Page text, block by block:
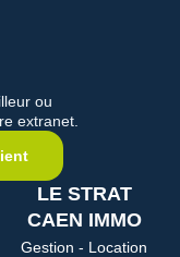
ou
extranet.
LE STRAT
CAEN IMMO
Gestion - Location